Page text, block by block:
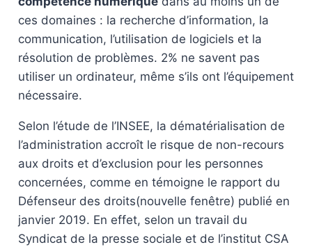
ces domaines : la recherche d’information, la
communication, l’utilisation de logiciels et la
résolution de problèmes. 2% ne savent pas
utiliser un ordinateur, même s’ils ont l’équipement
nécessaire.
Selon l’étude de l’INSEE, la dématérialisation de
l’administration accroît le risque de non-recours
aux droits et d’exclusion pour les personnes
concernées, comme en témoigne le rapport du
Défenseur des droits(nouvelle fenêtre) publié en
janvier 2019. En effet, selon un travail du
Syndicat de la presse sociale et de l’institut CSA